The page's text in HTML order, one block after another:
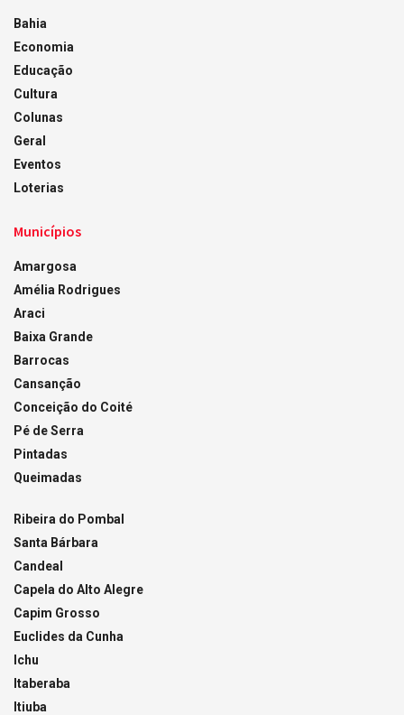
Bahia
Economia
Educação
Cultura
Colunas
Geral
Eventos
Loterias
Municípios
Amargosa
Amélia Rodrigues
Araci
Baixa Grande
Barrocas
Cansanção
Conceição do Coité
Pé de Serra
Pintadas
Queimadas
Ribeira do Pombal
Santa Bárbara
Candeal
Capela do Alto Alegre
Capim Grosso
Euclides da Cunha
Ichu
Itaberaba
Itiuba